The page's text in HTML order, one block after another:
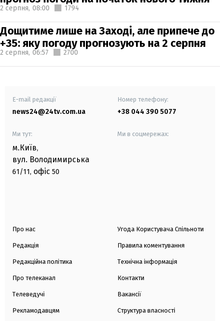
2 серпня, 08:00 1794
Дощитиме лише на Заході, але припече до
+35: яку погоду прогнозують на 2 серпня
2 серпня, 06:57 2700
E-mail редакції
news24@24tv.com.ua
Номер телефону:
+38 044 390 5077
Ми тут:
м.Київ,
вул. Володимирська
61/11, офіс 50
Ми в соцмережах:
Про нас
Редакція
Редакційна політика
Про телеканал
Телеведучі
Рекламодавцям
Угода Користувача Спільноти
Правила коментування
Технічна інформація
Контакти
Вакансії
Структура власності